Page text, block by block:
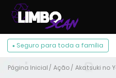
Seguro para toda a família
Página Inicial Ação Akatsuki no